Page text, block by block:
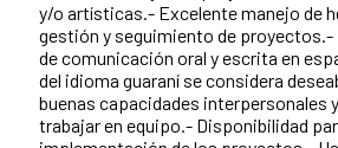
y/o artísticas.- Excelente manejo de
gestión y seguimiento de proyectos.-
de comunicación oral y escrita en
del idioma guaraní se considera
buenas capacidades interpersonales
trabajar en equipo.- Disponibilidad